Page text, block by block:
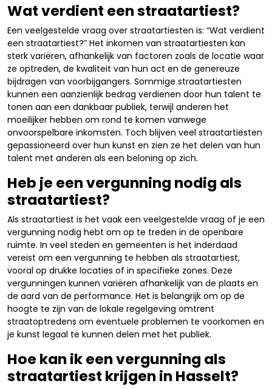
Wat verdient een straatartiest?
Een veelgestelde vraag over straatartiesten is: “Wat verdient
een straatartiest?” Het inkomen van straatartiesten kan
sterk variëren, afhankelijk van factoren zoals de locatie waar
ze optreden, de kwaliteit van hun act en de genereuze
bijdragen van voorbijgangers. Sommige straatartiesten
kunnen een aanzienlijk bedrag verdienen door hun talent te
tonen aan een dankbaar publiek, terwijl anderen het
moeilijker hebben om rond te komen vanwege
onvoorspelbare inkomsten. Toch blijven veel straatartiesten
gepassioneerd over hun kunst en zien ze het delen van hun
talent met anderen als een beloning op zich.
Heb je een vergunning nodig als
straatartiest?
Als straatartiest is het vaak een veelgestelde vraag of je een
vergunning nodig hebt om op te treden in de openbare
ruimte. In veel steden en gemeenten is het inderdaad
vereist om een vergunning te hebben als straatartiest,
vooral op drukke locaties of in specifieke zones. Deze
vergunningen kunnen variëren afhankelijk van de plaats en
de aard van de performance. Het is belangrijk om op de
hoogte te zijn van de lokale regelgeving omtrent
straatoptredens om eventuele problemen te voorkomen en
je kunst legaal te kunnen delen met het publiek.
Hoe kan ik een vergunning als
straatartiest krijgen in Hasselt?